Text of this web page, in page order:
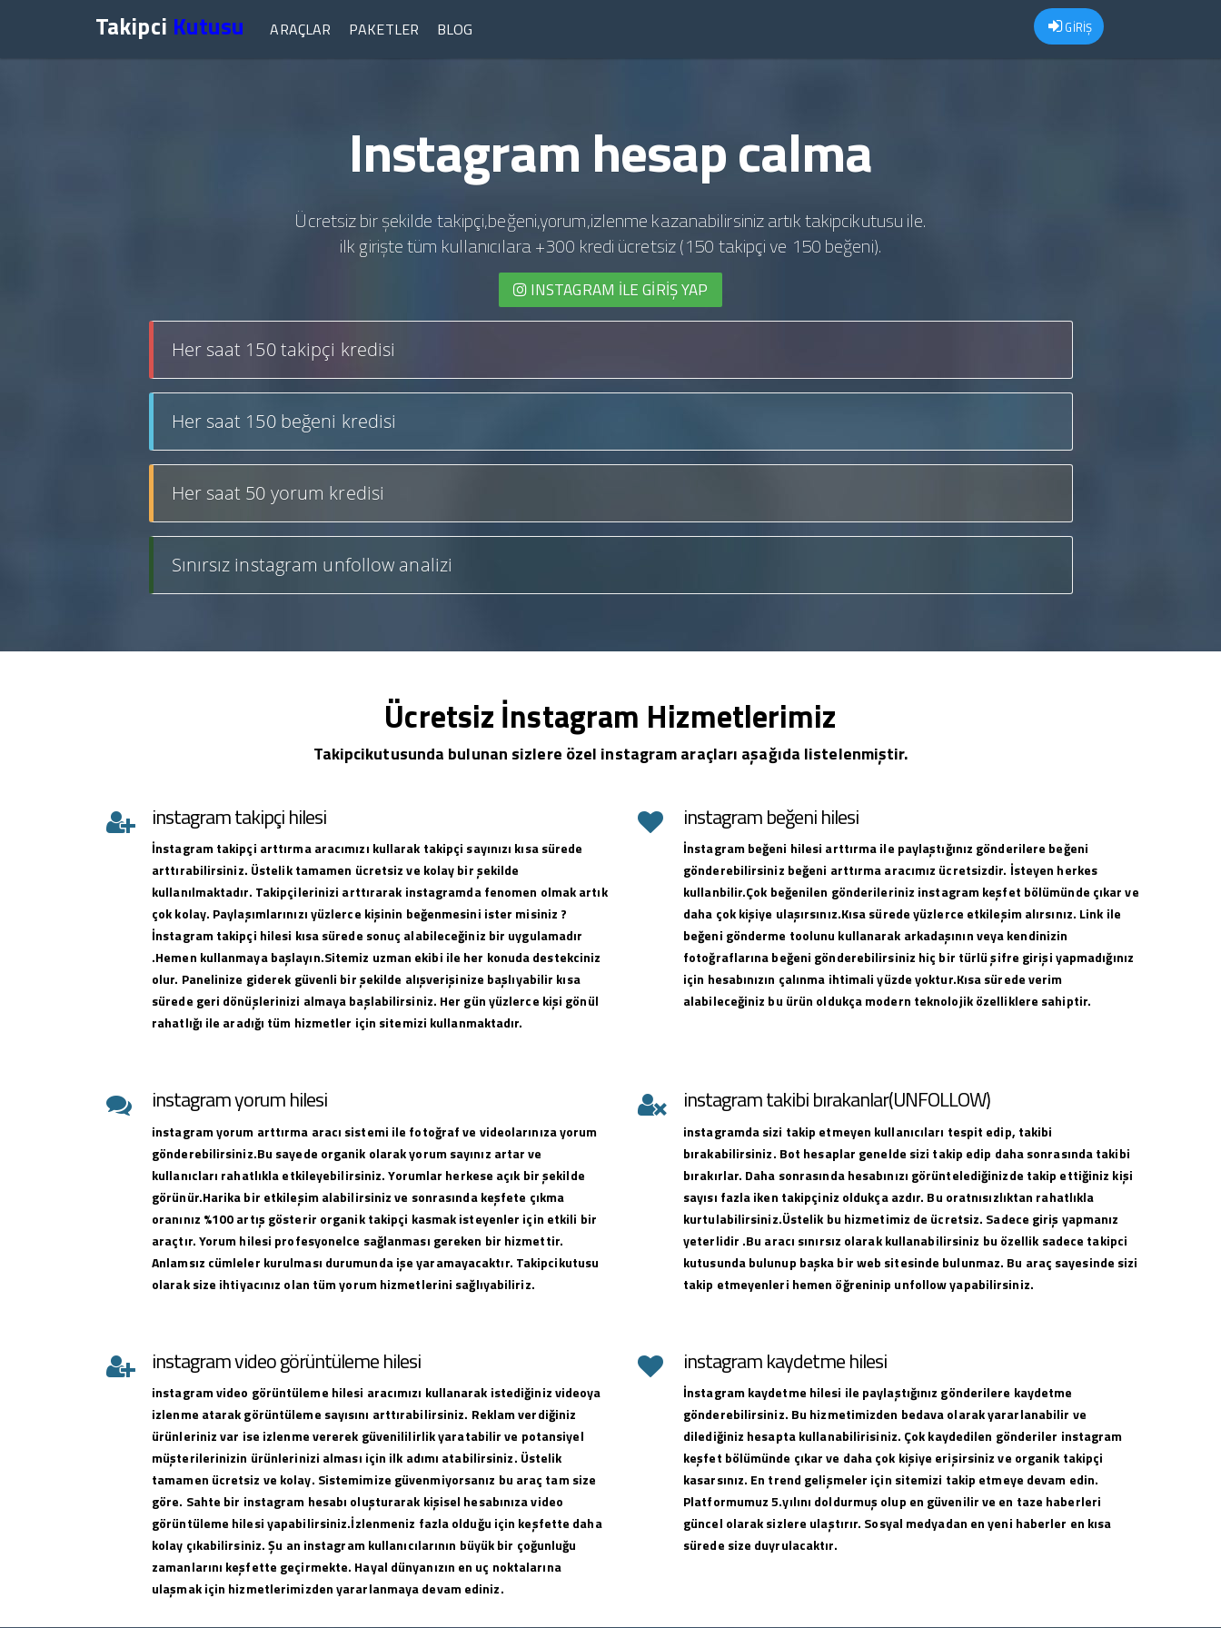
Takipci Kutusu GİRİŞ
ARAÇLAR PAKETLER BLOG
Instagram hesap calma
Ücretsiz bir şekilde takipçi,beğeni,yorum,izlenme kazanabilirsiniz artık takipcikutusu ile.
ilk girişte tüm kullanıcılara +300 kredi ücretsiz (150 takipçi ve 150 beğeni).
INSTAGRAM İLE GIRIŞ YAP
Her saat 150 takipçi kredisi
Her saat 150 beğeni kredisi
Her saat 50 yorum kredisi
Sınırsız instagram unfollow analizi
Ücretsiz İnstagram Hizmetlerimiz
Takipcikutusunda bulunan sizlere özel instagram araçları aşağıda listelenmiştir.
instagram takipçi hilesi
İnstagram takipçi arttırma aracımızı kullarak takipçi sayınızı kısa sürede
arttırabilirsiniz. Üstelik tamamen ücretsiz ve kolay bir şekilde
kullanılmaktadır. Takipçilerinizi arttırarak instagramda fenomen olmak artık
çok kolay. Paylaşımlarınızı yüzlerce kişinin beğenmesini ister misiniz ?
İnstagram takipçi hilesi kısa sürede sonuç alabileceğiniz bir uygulamadır
.Hemen kullanmaya başlayın.Sitemiz uzman ekibi ile her konuda destekciniz
olur. Panelinize giderek güvenli bir şekilde alışverişinize başlıyabilir kısa
sürede geri dönüşlerinizi almaya başlabilirsiniz. Her gün yüzlerce kişi gönül
rahatlığı ile aradığı tüm hizmetler için sitemizi kullanmaktadır.
instagram beğeni hilesi
İnstagram beğeni hilesi arttırma ile paylaştığınız gönderilere beğeni
gönderebilirsiniz beğeni arttırma aracımız ücretsizdir. İsteyen herkes
kullanbilir.Çok beğenilen gönderileriniz instagram keşfet bölümünde çıkar ve
daha çok kişiye ulaşırsınız.Kısa sürede yüzlerce etkileşim alırsınız. Link ile
beğeni gönderme toolunu kullanarak arkadaşının veya kendinizin
fotoğraflarına beğeni gönderebilirsiniz hiç bir türlü şifre girişi yapmadığınız
için hesabınızın çalınma ihtimali yüzde yoktur.Kısa sürede verim
alabileceğiniz bu ürün oldukça modern teknolojik özelliklere sahiptir.
instagram yorum hilesi
instagram yorum arttırma aracı sistemi ile fotoğraf ve videolarınıza yorum
gönderebilirsiniz.Bu sayede organik olarak yorum sayınız artar ve
kullanıcları rahatlıkla etkileyebilirsiniz. Yorumlar herkese açık bir şekilde
görünür.Harika bir etkileşim alabilirsiniz ve sonrasında keşfete çıkma
oranınız %100 artış gösterir organik takipçi kasmak isteyenler için etkili bir
araçtır. Yorum hilesi profesyonelce sağlanması gereken bir hizmettir.
Anlamsız cümleler kurulması durumunda işe yaramayacaktır. Takipcikutusu
olarak size ihtiyacınız olan tüm yorum hizmetlerini sağlıyabiliriz.
instagram takibi bırakanlar(UNFOLLOW)
instagramda sizi takip etmeyen kullanıcıları tespit edip, takibi
bırakabilirsiniz. Bot hesaplar genelde sizi takip edip daha sonrasında takibi
bırakırlar. Daha sonrasında hesabınızı görüntelediğinizde takip ettiğiniz kişi
sayısı fazla iken takipçiniz oldukça azdır. Bu oratnısızlıktan rahatlıkla
kurtulabilirsiniz.Üstelik bu hizmetimiz de ücretsiz. Sadece giriş yapmanız
yeterlidir .Bu aracı sınırsız olarak kullanabilirsiniz bu özellik sadece takipci
kutusunda bulunup başka bir web sitesinde bulunmaz. Bu araç sayesinde sizi
takip etmeyenleri hemen öğreninip unfollow yapabilirsiniz.
instagram video görüntüleme hilesi
instagramvideo görüntüleme hilesi aracımızı kullanarak istediğiniz videoya
izlenme atarak görüntüleme sayısını arttırabilirsiniz. Reklam verdiğiniz
ürünleriniz var ise izlenme vererek güvenililirlik yaratabilir ve potansiyel
müşterilerinizin ürünlerinizi alması için ilk adımı atabilirsiniz. Üstelik
tamamen ücretsiz ve kolay. Sistemimize güvenmiyorsanız bu araç tam size
göre. Sahte bir instagram hesabı oluşturarak kişisel hesabınıza video
görüntüleme hilesi yapabilirsiniz.İzlenmeniz fazla olduğu için keşfette daha
kolay çıkabilirsiniz. Şu an instagram kullanıcılarının büyük bir çoğunluğu
zamanlarını keşfette geçirmekte. Hayal dünyanızın en uç noktalarına
ulaşmak için hizmetlerimizden yararlanmaya devam ediniz.
instagram kaydetme hilesi
İnstagram kaydetme hilesi ile paylaştığınız gönderilere kaydetme
gönderebilirsiniz. Bu hizmetimizden bedava olarak yararlanabilir ve
dilediğiniz hesapta kullanabilirisiniz. Çok kaydedilen gönderiler instagram
keşfet bölümünde çıkar ve daha çok kişiye erişirsiniz ve organik takipçi
kasarsınız. En trend gelişmeler için sitemizi takip etmeye devam edin.
Platformumuz 5.yılını doldurmuş olup en güvenilir ve en taze haberleri
güncel olarak sizlere ulaştırır. Sosyal medyadan en yeni haberler en kısa
sürede size duyrulacaktır.